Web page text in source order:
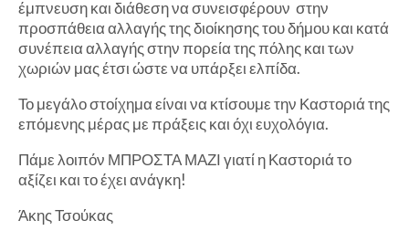
έμπνευση και διάθεση να συνεισφέρουν στην
προσπάθεια αλλαγής της διοίκησης του δήμου και κατά
συνέπεια αλλαγής στην πορεία της πόλης και των
χωριών μας έτσι ώστε να υπάρξει ελπίδα.
Το μεγάλο στοίχημα είναι να κτίσουμε την Καστοριά της
επόμενης μέρας με πράξεις και όχι ευχολόγια.
Πάμε λοιπόν ΜΠΡΟΣΤΑ ΜΑΖΙ γιατί η Καστοριά το
αξίζει και το έχει ανάγκη!
Άκης Τσούκας